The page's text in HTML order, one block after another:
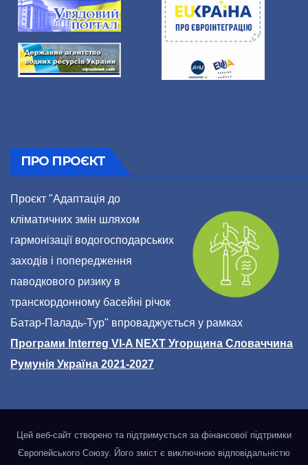
ПРО ПРОЄКТ
Проєкт "Адаптація до
кліматичних змін шляхом
гармонізації водогосподарських
заходів і попередження
паводкового ризику в
транскордонному басейні річок
Батар-Паладь-Тур" впроваджується у рамках
Програми Interreg VI-A NEXT Угорщина Словаччина
Румунія Україна 2021-2027
Цей веб-сайт створено та підтримується за фінансової підтримки
Європейського Союзу. Його зміст є виключною відповідальністю